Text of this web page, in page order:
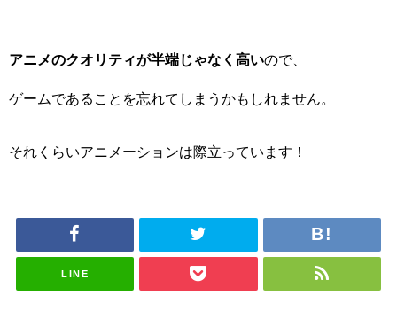
アニメのクオリティが半端じゃなく高いので、
ゲームであることを忘れてしまうかもしれません。
それくらいアニメーションは際立っています！
LINE